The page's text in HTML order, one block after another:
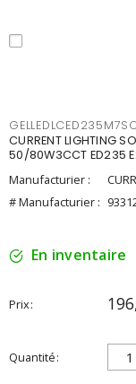
CURRENT LIGHTING
50/80W3CCT ED235
Manufacturier :
# Manufacturier :
En inventaire
Prix
Quantité